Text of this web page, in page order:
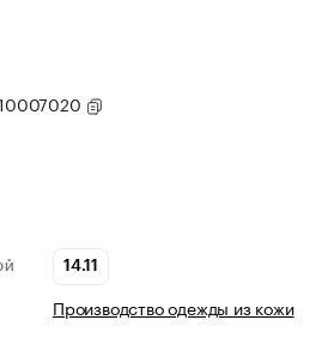
14.11
Производство одежды из кожи